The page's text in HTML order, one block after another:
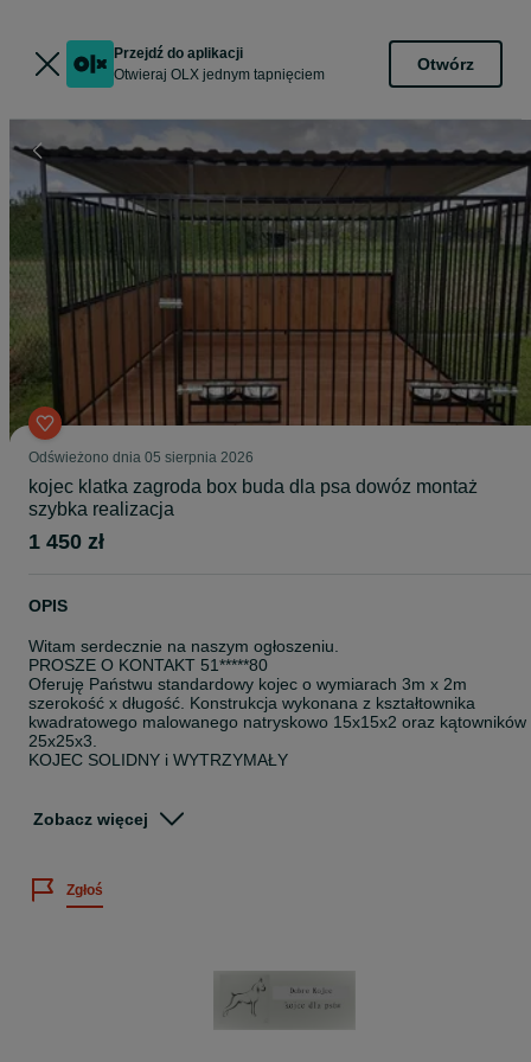
Przejdź do aplikacji
Otwieraj OLX jednym tapnięciem
Otwórz
Odświeżono dnia 05 sierpnia 2026
kojec klatka zagroda box buda dla psa dowóz montaż
szybka realizacja
1 450 zł
OPIS
Witam serdecznie na naszym ogłoszeniu.
PROSZE O KONTAKT 51*****80
Oferuję Państwu standardowy kojec o wymiarach 3m x 2m
szerokość x długość. Konstrukcja wykonana z kształtownika
kwadratowego malowanego natryskowo 15x15x2 oraz kątowników
25x25x3.
KOJEC SOLIDNY i WYTRZYMAŁY
* wymiar: np. 3x2
* szczeble wykonane z profili
* furtka 80 cm z prawej lub lewej strony
* KONSTRUKCJA BARDZO STABILNA - SPAWANA!
JESTEŚMY PRODUCENTEM - wykonujemy kojce na wymiar
Zobacz więcej
Zgłoś